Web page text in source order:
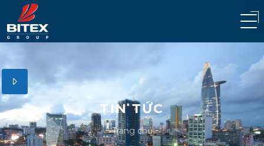
TIN TỨC
Trang chủ